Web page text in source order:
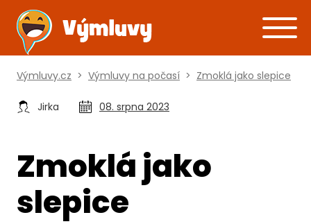
Výmluvy.cz > Výmluvy na počasí > Zmoklá jako slepice
Jirka 08. srpna 2023
Zmoklá jako
slepice